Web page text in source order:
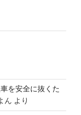
を安全に抜くた
ん より